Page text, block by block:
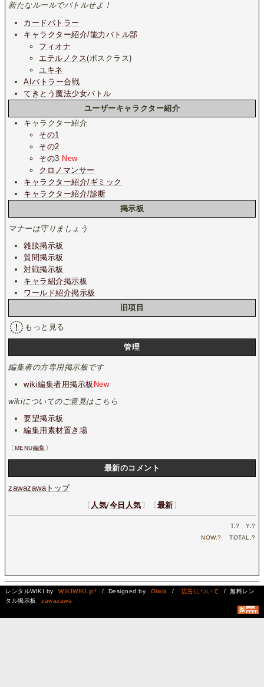
新たなルールでバトルせよ！
カードバトラー
キャラクター紹介/能力バトル部
フィオナ
エテルノクス(ボスクラス)
ユキネ
AIバトラー合戦
てきとう魔法少女バトル
ユーザーキャラクター紹介
キャラクター紹介
その1
その2
その3 New
クロノマンサー
キャラクター紹介/ギミック
キャラクター紹介/診断
掲示板
マナーは守りましょう
雑談掲示板
質問掲示板
対戦掲示板
キャラ紹介掲示板
ワールド紹介掲示板
旧項目
もっと見る
管理
編集者の方専用掲示板です
wiki編集者用掲示板 New
wikiについてのご意見はこちら
要望掲示板
編集用素材置き場
〔 MENU編集 〕
最新のコメント
zawazawaトップ
〔 人気/今日人気〕〔最新〕
T.? Y.?
NOW.? TOTAL.?
レンタルWIKI by WIKIWIKI.jp* / Designed by Olivia / 広告について
/ 無料レン
タル掲示板
zawazawa